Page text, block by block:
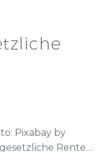
Pixabay by
Rente…